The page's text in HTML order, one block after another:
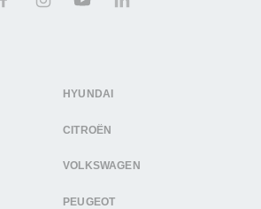
HYUNDAI
CITROËN
VOLKSWAGEN
PEUGEOT